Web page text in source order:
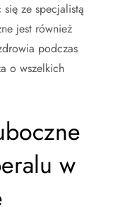
się ze specjalistą
jest również
podczas
o wszelkich
w